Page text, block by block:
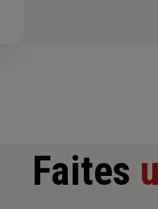
Faites